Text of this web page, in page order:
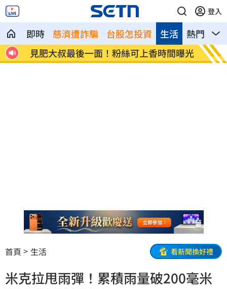
登入
即時 慈濟遭詐騙 台股怎投資 熱門 影
生活
動
見肥大叔最後一面！粉絲可上香時間曝光 澆花
首頁 生活 看新聞換好禮
米克拉甩雨彈！累積雨量破200毫米